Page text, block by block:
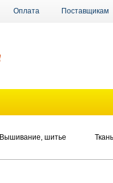
Оплата Поставщикам
Вышивание, шитье